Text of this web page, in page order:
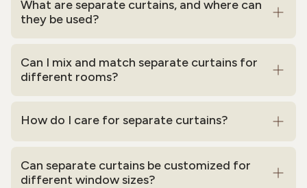
What are separate curtains, and where can
they be used?
Can I mix and match separate curtains for
different rooms?
How do I care for separate curtains?
Can separate curtains be customized for
different window sizes?